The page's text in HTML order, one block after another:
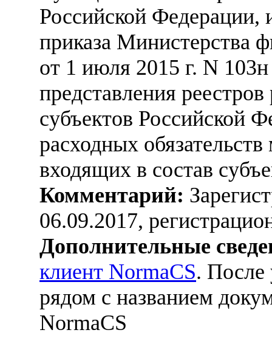
Российской Федерации,
приказа Министерства
от 1 июля 2015 г. N
представления
субъектов Российской
расходных
входящих в состав
Комментарий:
06.09.2017,
Дополнительные
клиент NormaCS. После
рядом с названием
NormaCS